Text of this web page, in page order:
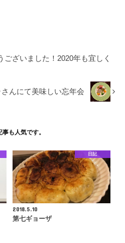
ございました！2020年も宜しく
んにて美味しい忘年会
も人気です。
日記
2018.5.10
第七ギョーザ